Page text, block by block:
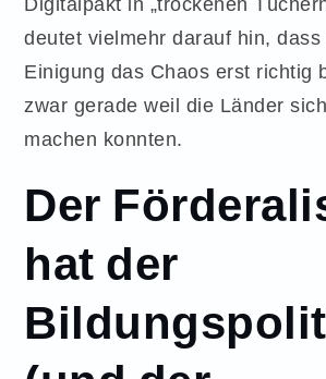
deutet vielmehr darauf hin,
Einigung das Chaos erst richtig
zwar gerade weil die Länder
machen konnten.
Der
hat der